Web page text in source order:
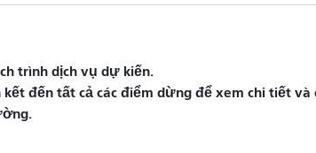
trình dịch vụ dự kiến.
đến tất cả các điểm dừng để xem chi tiết